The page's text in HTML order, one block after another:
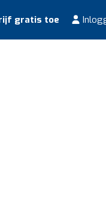
gratis toe